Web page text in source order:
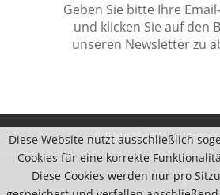
Geben Sie bitte Ihre
und klicken Sie auf den
unseren Newsletter zu
Datenschutz
Diese Website nutzt ausschließlich
Cookies für eine korrekte
Diese Cookies werden nur pro